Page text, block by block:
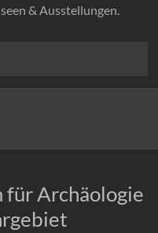
& Ausstellungen.
für Archäologie